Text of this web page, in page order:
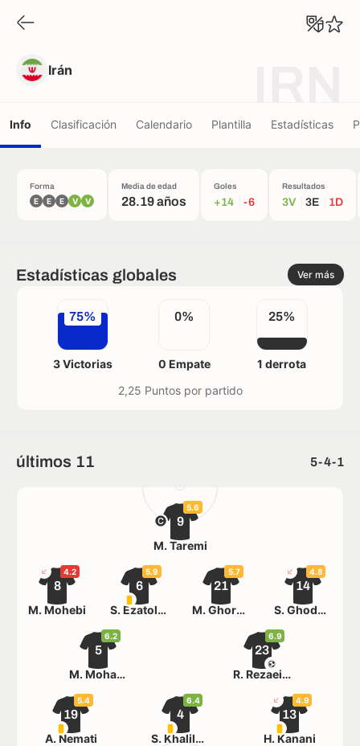
Irán
Info Clasificación Calendario Plantilla Estadísticas
Forma
E E E V V
Media de edad
28.19 años
Goles
+14 -6
Resultados
3V 3E 1D
Estadísticas globales Ver más
75%
3 Victorias
0%
0 Empate
25%
1 derrota
2,25 Puntos por partido
últimos 11 5-4-1
19
A. Nemati
5.4
4
S. Khalilzadeh
6.4
13
H. Kanani
4.9
5
M. Mohammadi
6.2
23
R. Rezaeian
6.9
8
M. Mohebi
4.2
6
S. Ezatolahi
5.9
21
M. Ghorbani
5.7
14
S. Ghoddos
4.8
9
M. Taremi
5.6